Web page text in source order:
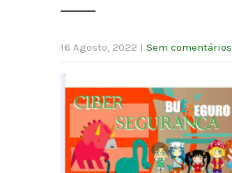
16 Agosto, 2022 | Sem comentários